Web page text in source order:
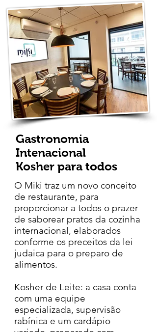
Espaço para
eventos em
Higienópolis
Gastronomia
Intenacional
Kosher para todos
O Miki traz um novo conceito
de restaurante, para
proporcionar a todos o prazer
de saborear pratos da cozinha
internacional, elaborados
conforme os preceitos da lei
judaica para o preparo de
alimentos.
Kosher de Leite: a casa conta
com uma equipe
especializada, supervisão
rabínica e um cardápio